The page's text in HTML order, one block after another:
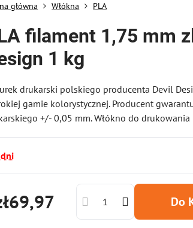
główna Włókna PLA
filament 1,75 mm
1 kg
drukarski polskiego producenta Devil
gamie kolorystycznej. Producent
+/- 0,05 mm. Włókno do drukowania